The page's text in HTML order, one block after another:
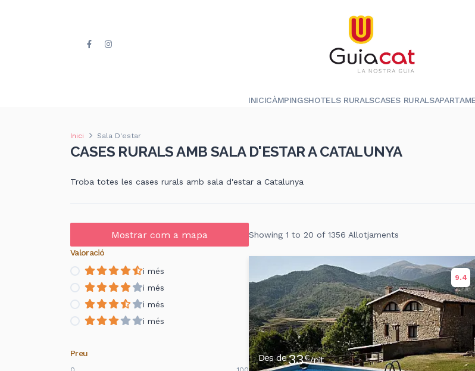
INICICÀMPINGSHOTELS RURALSCASES RURALS
Inici Sala D'estar
CASES RURALS AMB SALA D'ESTAR A CATALUNYA
Troba totes les cases rurals amb sala d'estar a Catalunya
Mostrar com a mapa
Valoració
i més
i més
i més
i més
Preu
Showing 1 to 20 of 1356 Allotjaments
9.4
Des de33€/nit